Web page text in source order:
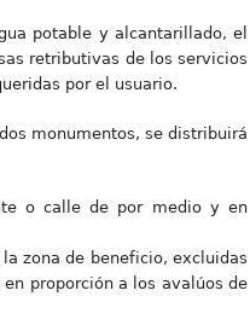
potable y alcantarillado, el
retributivas de los servicios
por el usuario.
monumentos, se distribuirá
o calle de por medio y en
zona de beneficio, excluidas
proporción a los avalúos de